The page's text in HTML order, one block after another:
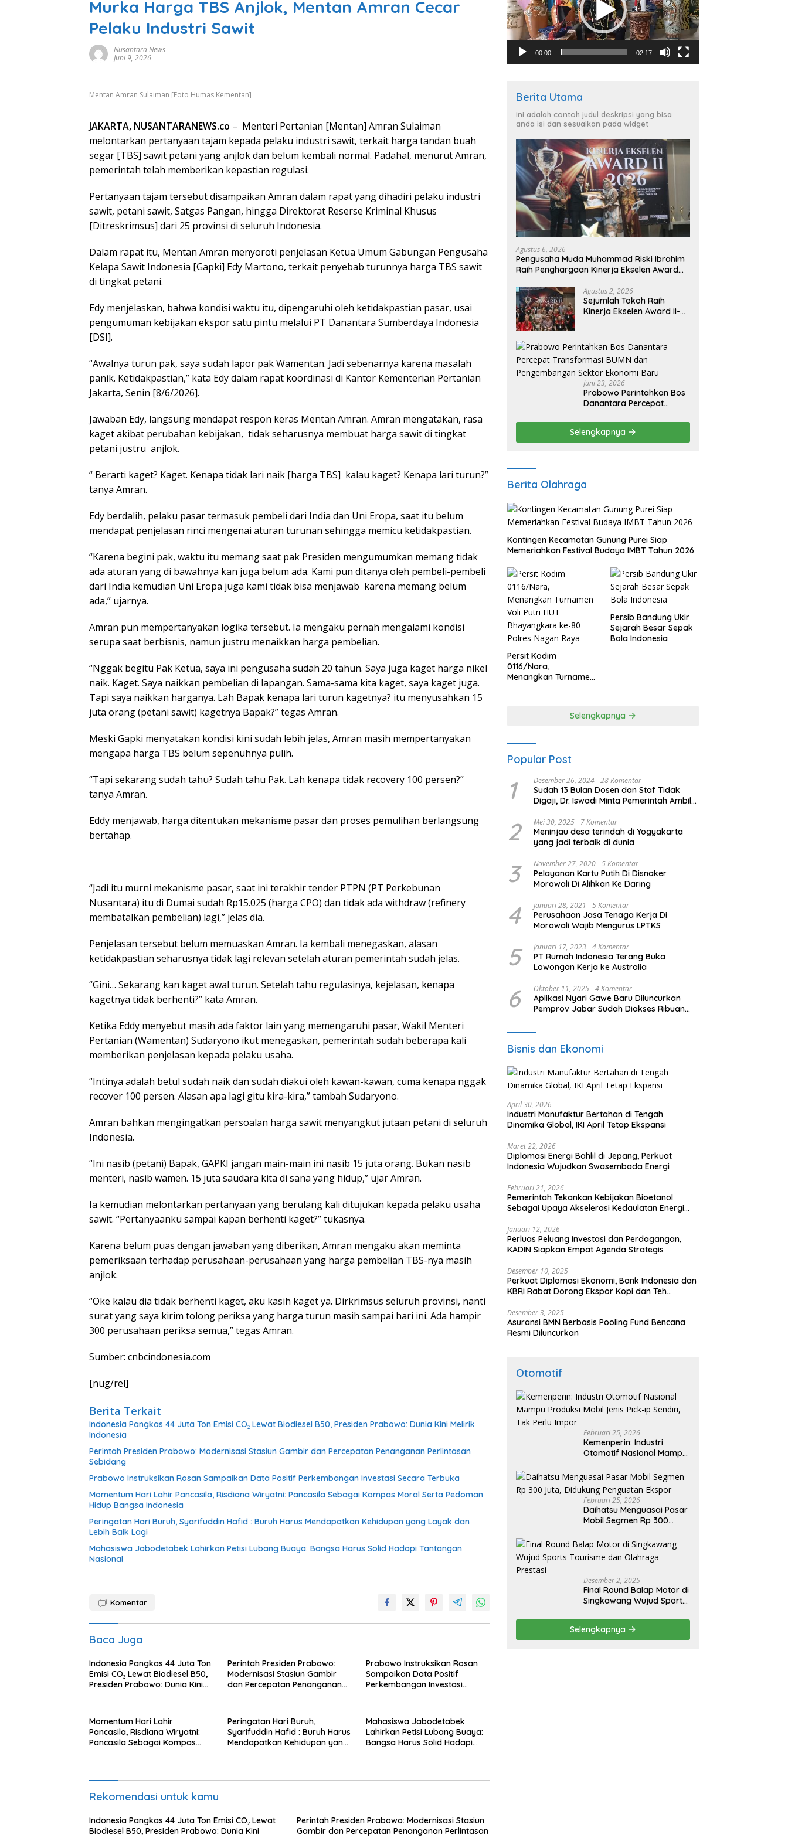
Murka Harga TBS Anjlok, Mentan Amran Cecar
Pelaku Industri Sawit
Nusantara News
Juni 9, 2026
Mentan Amran Sulaiman [Foto Humas Kementan]
JAKARTA, NUSANTARANEWS.co – Menteri Pertanian [Mentan] Amran Sulaiman
melontarkan pertanyaan tajam kepada pelaku industri sawit, terkait harga tandan buah
segar [TBS] sawit petani yang anjlok dan belum kembali normal. Padahal, menurut Amran,
pemerintah telah memberikan kepastian regulasi.
Pertanyaan tajam tersebut disampaikan Amran dalam rapat yang dihadiri pelaku industri
sawit, petani sawit, Satgas Pangan, hingga Direktorat Reserse Kriminal Khusus
[Ditreskrimsus] dari 25 provinsi di seluruh Indonesia.
Dalam rapat itu, Mentan Amran menyoroti penjelasan Ketua Umum Gabungan Pengusaha
Kelapa Sawit Indonesia [Gapki] Edy Martono, terkait penyebab turunnya harga TBS sawit
di tingkat petani.
Edy menjelaskan, bahwa kondisi waktu itu, dipengaruhi oleh ketidakpastian pasar, usai
pengumuman kebijakan ekspor satu pintu melalui PT Danantara Sumberdaya Indonesia
[DSI].
“Awalnya turun pak, saya sudah lapor pak Wamentan. Jadi sebenarnya karena masalah
panik. Ketidakpastian,” kata Edy dalam rapat koordinasi di Kantor Kementerian Pertanian
Jakarta, Senin [8/6/2026].
Jawaban Edy, langsung mendapat respon keras Mentan Amran. Amran mengatakan, rasa
kaget akibat perubahan kebijakan, tidak seharusnya membuat harga sawit di tingkat
petani justru anjlok.
“ Berarti kaget? Kaget. Kenapa tidak lari naik [harga TBS] kalau kaget? Kenapa lari turun?”
tanya Amran.
Edy berdalih, pelaku pasar termasuk pembeli dari India dan Uni Eropa, saat itu belum
mendapat penjelasan rinci mengenai aturan turunan sehingga memicu ketidakpastian.
“Karena begini pak, waktu itu memang saat pak Presiden mengumumkan memang tidak
ada aturan yang di bawahnya kan juga belum ada. Kami pun ditanya oleh pembeli-pembeli
dari India kemudian Uni Eropa juga kami tidak bisa menjawab karena memang belum
ada,” ujarnya.
Amran pun mempertanyakan logika tersebut. Ia mengaku pernah mengalami kondisi
serupa saat berbisnis, namun justru menaikkan harga pembelian.
“Nggak begitu Pak Ketua, saya ini pengusaha sudah 20 tahun. Saya juga kaget harga nikel
naik. Kaget. Saya naikkan pembelian di lapangan. Sama-sama kita kaget, saya kaget juga.
Tapi saya naikkan harganya. Lah Bapak kenapa lari turun kagetnya? itu menyusahkan 15
juta orang (petani sawit) kagetnya Bapak?” tegas Amran.
Meski Gapki menyatakan kondisi kini sudah lebih jelas, Amran masih mempertanyakan
mengapa harga TBS belum sepenuhnya pulih.
“Tapi sekarang sudah tahu? Sudah tahu Pak. Lah kenapa tidak recovery 100 persen?”
tanya Amran.
Eddy menjawab, harga ditentukan mekanisme pasar dan proses pemulihan berlangsung
bertahap.
“Jadi itu murni mekanisme pasar, saat ini terakhir tender PTPN (PT Perkebunan
Nusantara) itu di Dumai sudah Rp15.025 (harga CPO) dan tidak ada withdraw (refinery
membatalkan pembelian) lagi,” jelas dia.
Penjelasan tersebut belum memuaskan Amran. Ia kembali menegaskan, alasan
ketidakpastian seharusnya tidak lagi relevan setelah aturan pemerintah sudah jelas.
“Gini… Sekarang kan kaget awal turun. Setelah tahu regulasinya, kejelasan, kenapa
kagetnya tidak berhenti?” kata Amran.
Ketika Eddy menyebut masih ada faktor lain yang memengaruhi pasar, Wakil Menteri
Pertanian (Wamentan) Sudaryono ikut menegaskan, pemerintah sudah beberapa kali
memberikan penjelasan kepada pelaku usaha.
“Intinya adalah betul sudah naik dan sudah diakui oleh kawan-kawan, cuma kenapa nggak
recover 100 persen. Alasan apa lagi gitu kira-kira,” tambah Sudaryono.
Amran bahkan mengingatkan persoalan harga sawit menyangkut jutaan petani di seluruh
Indonesia.
“Ini nasib (petani) Bapak, GAPKI jangan main-main ini nasib 15 juta orang. Bukan nasib
menteri, nasib wamen. 15 juta saudara kita di sana yang hidup,” ujar Amran.
Ia kemudian melontarkan pertanyaan yang berulang kali ditujukan kepada pelaku usaha
sawit. “Pertanyaanku sampai kapan berhenti kaget?” tukasnya.
Karena belum puas dengan jawaban yang diberikan, Amran mengaku akan meminta
pemeriksaan terhadap perusahaan-perusahaan yang harga pembelian TBS-nya masih
anjlok.
“Oke kalau dia tidak berhenti kaget, aku kasih kaget ya. Dirkrimsus seluruh provinsi, nanti
surat yang saya kirim tolong periksa yang harga turun masih sampai hari ini. Ada hampir
300 perusahaan periksa semua,” tegas Amran.
Sumber: cnbcindonesia.com
[nug/rel]
Berita Terkait
Indonesia Pangkas 44 Juta Ton Emisi CO₂ Lewat Biodiesel B50, Presiden Prabowo: Dunia Kini Melirik
Indonesia
Perintah Presiden Prabowo: Modernisasi Stasiun Gambir dan Percepatan Penanganan Perlintasan
Sebidang
Prabowo Instruksikan Rosan Sampaikan Data Positif Perkembangan Investasi Secara Terbuka
Momentum Hari Lahir Pancasila, Risdiana Wiryatni: Pancasila Sebagai Kompas Moral Serta Pedoman
Hidup Bangsa Indonesia
Peringatan Hari Buruh, Syarifuddin Hafid : Buruh Harus Mendapatkan Kehidupan yang Layak dan
Lebih Baik Lagi
Mahasiswa Jabodetabek Lahirkan Petisi Lubang Buaya: Bangsa Harus Solid Hadapi Tantangan
Nasional
Komentar
Baca Juga
Indonesia Pangkas 44 Juta Ton
Emisi CO₂ Lewat Biodiesel B50,
Presiden Prabowo: Dunia Kini
Perintah Presiden Prabowo:
Modernisasi Stasiun Gambir
dan Percepatan Penanganan
Prabowo Instruksikan Rosan
Sampaikan Data Positif
Perkembangan Investasi
Momentum Hari Lahir
Pancasila, Risdiana Wiryatni:
Pancasila Sebagai Kompas
Peringatan Hari Buruh,
Syarifuddin Hafid : Buruh Harus
Mendapatkan Kehidupan yang
Mahasiswa Jabodetabek
Lahirkan Petisi Lubang Buaya:
Bangsa Harus Solid Hadapi
Rekomendasi untuk kamu
Indonesia Pangkas 44 Juta Ton Emisi CO₂ Lewat
Biodiesel B50, Presiden Prabowo: Dunia Kini
Perintah Presiden Prabowo: Modernisasi Stasiun
Gambir dan Percepatan Penanganan Perlintasan
00:00 02:17
Berita Utama
Ini adalah contoh judul deskripsi yang bisa
anda isi dan sesuaikan pada widget
Agustus 6, 2026
Pengusaha Muda Muhammad Riski Ibrahim
Raih Penghargaan Kinerja Ekselen Award
Agustus 2, 2026
Sejumlah Tokoh Raih
Kinerja Ekselen Award II-
Juni 23, 2026
Prabowo Perintahkan Bos
Danantara Percepat
Pengembangan Sektor
Ekonomi Baru
Selengkapnya
Berita Olahraga
Kontingen Kecamatan Gunung Purei Siap
Memeriahkan Festival Budaya IMBT Tahun 2026
Persit Kodim
0116/Nara,
Menangkan Turnamen
Persib Bandung Ukir
Sejarah Besar Sepak
Bola Indonesia
Selengkapnya
Popular Post
1 Desember 26, 2024 28 Komentar
Sudah 13 Bulan Dosen dan Staf Tidak
Digaji, Dr. Iswadi Minta Pemerintah Ambil
2 Mei 30, 2025 7 Komentar
Meninjau desa terindah di Yogyakarta
yang jadi terbaik di dunia
3 November 27, 2020 5 Komentar
Pelayanan Kartu Putih Di Disnaker
Morowali Di Alihkan Ke Daring
4 Januari 28, 2021 5 Komentar
Perusahaan Jasa Tenaga Kerja Di
Morowali Wajib Mengurus LPTKS
5 Januari 17, 2023 4 Komentar
PT Rumah Indonesia Terang Buka
Lowongan Kerja ke Australia
6 Oktober 11, 2025 4 Komentar
Aplikasi Nyari Gawe Baru Diluncurkan
Pemprov Jabar Sudah Diakses Ribuan
Bisnis dan Ekonomi
April 30, 2026
Industri Manufaktur Bertahan di Tengah
Dinamika Global, IKI April Tetap Ekspansi
Maret 22, 2026
Diplomasi Energi Bahlil di Jepang, Perkuat
Indonesia Wujudkan Swasembada Energi
Februari 21, 2026
Pemerintah Tekankan Kebijakan Bioetanol
Sebagai Upaya Akselerasi Kedaulatan Energi
Januari 12, 2026
Perluas Peluang Investasi dan Perdagangan,
KADIN Siapkan Empat Agenda Strategis
Desember 10, 2025
Perkuat Diplomasi Ekonomi, Bank Indonesia dan
KBRI Rabat Dorong Ekspor Kopi dan Teh
Desember 3, 2025
Asuransi BMN Berbasis Pooling Fund Bencana
Resmi Diluncurkan
Otomotif
Februari 25, 2026
Kemenperin: Industri
Otomotif Nasional Mampu
ip Sendiri, Tak Perlu Impor
Februari 25, 2026
Daihatsu Menguasai Pasar
Mobil Segmen Rp 300
Ekspor
Desember 2, 2025
Final Round Balap Motor di
Singkawang Wujud Sports
Prestasi
Selengkapnya